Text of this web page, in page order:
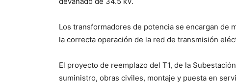
Los transformadores de potencia se encargan de
la correcta operación de la red de transmisión
El proyecto de reemplazo del T1, de la
suministro, obras civiles, montaje y puesta en